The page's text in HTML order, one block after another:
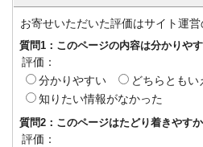
お寄せいただいた評価はサイト運営
質問1：このページの内容は分かりや
評価：
分かりやすい
どちらともい
知りたい情報がなかった
質問2：このページはたどり着きやす
評価：